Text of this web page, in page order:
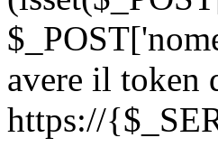
avere il token
https://